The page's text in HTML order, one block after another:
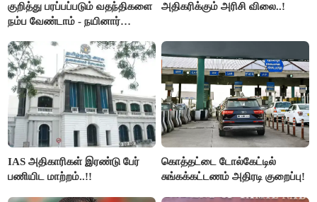
குறித்து பரப்பப்படும் வதந்திகளை
நம்ப வேண்டாம் - நயினார்
அதிகரிக்கும் அரிசி விலை..!
IAS அதிகாரிகள் இரண்டு பேர்
பணியிட மாற்றம்..!!
கொத்தட்டை டோல்கேட்டில்
சுங்கக்கட்டணம் அதிரடி குறைப்பு!